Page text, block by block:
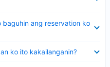
baguhin ang reservation ko
ko ito kakailanganin?